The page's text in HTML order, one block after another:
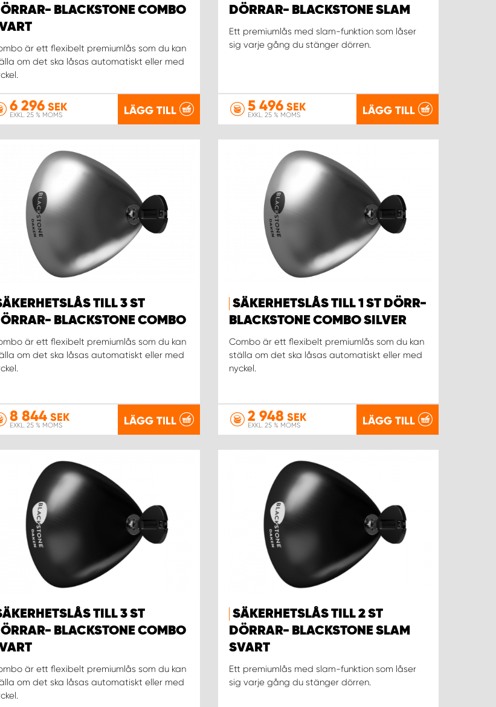
BLACKSTONE COMBO
är ett flexibelt premiumlås som du kan
om det ska låsas automatiskt eller med
6 296SEK
EXKL. 25 % MOMS LÄGG TILL
DÖRRAR- BLACKSTONE SLAM
Ett premiumlås med slam-funktion som låser
sig varje gång du stänger dörren.
5 496 SEK
EXKL. 25 % MOMS LÄGG TILL
TILL 3 ST
BLACKSTONE COMBO
är ett flexibelt premiumlås som du kan
om det ska låsas automatiskt eller med
8 844SEK
EXKL. 25 % MOMS LÄGG TILL
SÄKERHETSLÅS TILL 1 ST DÖRR-
BLACKSTONE COMBO SILVER
Combo är ett flexibelt premiumlås som du kan
ställa om det ska låsas automatiskt eller med
nyckel.
2 948 SEK
EXKL. 25 % MOMS LÄGG TILL
TILL 3 ST
BLACKSTONE COMBO
är ett flexibelt premiumlås som du kan
om det ska låsas automatiskt eller med
SÄKERHETSLÅS TILL 2 ST
DÖRRAR- BLACKSTONE SLAM
SVART
Ett premiumlås med slam-funktion som låser
sig varje gång du stänger dörren.